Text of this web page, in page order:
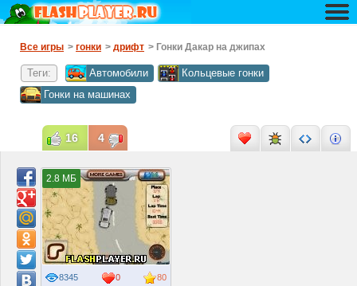
Все игры > гонки > дрифт > Гонки Дакар на джипах
Теги: Автомобили
Кольцевые гонки
Гонки на машинах
80
8345 0
2.8 МБ
16 4